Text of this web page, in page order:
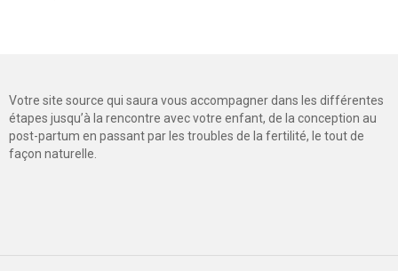
Votre site source qui saura vous accompagner dans les différentes
étapes jusqu’à la rencontre avec votre enfant, de la conception au
post-partum en passant par les troubles de la fertilité, le tout de
façon naturelle.